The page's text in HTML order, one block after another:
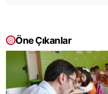
Öne Çıkanlar